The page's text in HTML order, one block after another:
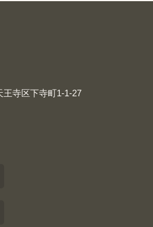
王寺区下寺町1-1-27